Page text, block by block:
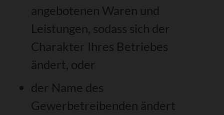
angebotenen Waren und
Leistungen, sodass sich der
Charakter Ihres Betriebes
ändert, oder
der Name des
Gewerbetreibenden ändert